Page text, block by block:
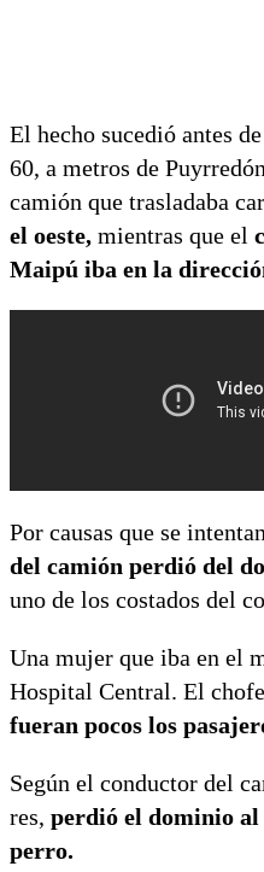
El hecho sucedió antes
60, a metros de
camión que trasladaba
el oeste, mientras que el
Maipú iba en la
Por causas que se
del camión perdió del
uno de los costados del
Una mujer que iba en el
Hospital Central. El
fueran pocos los
Según el conductor del
res, perdió el dominio
perro.